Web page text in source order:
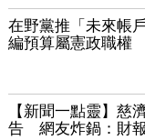
在野黨推「未來帳
編預算屬憲政職權
【新聞一點靈】慈
告 網友炸鍋：財